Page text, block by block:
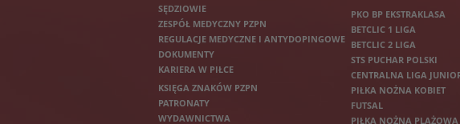
SĘDZIOWIE
ZESPÓŁ MEDYCZNY PZPN
REGULACJE MEDYCZNE I ANTYDOPINGOWE
DOKUMENTY
KARIERA W PIŁCE
KSIĘGA ZNAKÓW PZPN
PATRONATY
WYDAWNICTWA
PKO BP EKSTRAKLASA
BETCLIC 1 LIGA
BETCLIC 2 LIGA
STS PUCHAR POLSKI
CENTRALNA LIGA
PIŁKA NOŻNA KOBIET
FUTSAL
PIŁKA NOŻNA PLAŻOWA